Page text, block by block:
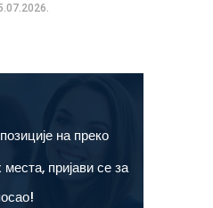
на преко
пријави се за